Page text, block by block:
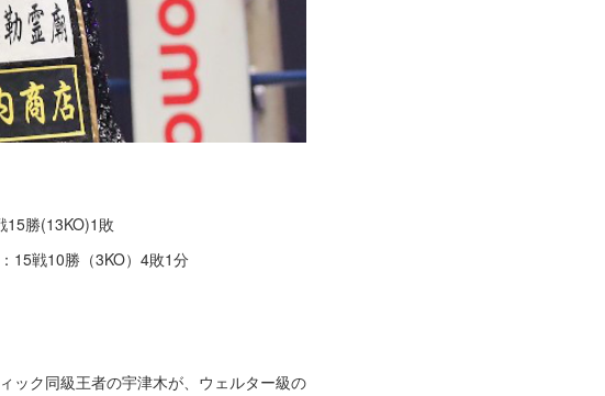
15勝(13KO)1敗
15戦10勝（3KO）4敗1分
ック同級王者の宇津木が、ウェルター級の